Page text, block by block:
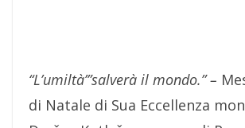
“L’umiltà’”salverà il mondo.” –
di Natale di Sua Eccellenza